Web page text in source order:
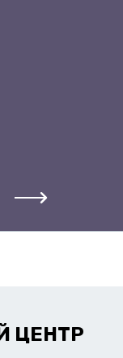
ЦЕНТР